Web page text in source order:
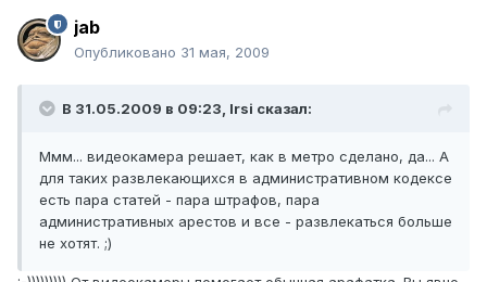
jab
Опубликовано 31 мая, 2009
В 31.05.2009 в 09:23, Irsi сказал:
Ммм... видеокамера решает, как в метро сделано, да... А
для таких развлекающихся в административном кодексе
есть пара статей - пара штрафов, пара
административных арестов и все - развлекаться больше
не хотят. ;)